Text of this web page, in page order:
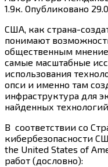
1.9к. Опубликовано
США, как страна-
понимают
общественным
самые масштабные
использования
опси и именно там
инфраструктура для
найденных
В соответствии со
кибербезопасности
the United States of
работ (дословно):